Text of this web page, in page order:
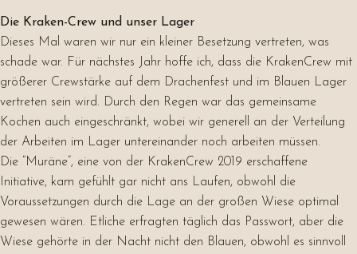
Die Kraken-Crew und unser Lager
Dieses Mal waren wir nur ein kleiner Besetzung vertreten, was
schade war. Für nächstes Jahr hoffe ich, dass die KrakenCrew mit
größerer Crewstärke auf dem Drachenfest und im Blauen Lager
vertreten sein wird. Durch den Regen war das gemeinsame
Kochen auch eingeschränkt, wobei wir generell an der Verteilung
der Arbeiten im Lager untereinander noch arbeiten müssen.
Die “Muräne”, eine von der KrakenCrew 2019 erschaffene
Initiative, kam gefühlt gar nicht ans Laufen, obwohl die
Voraussetzungen durch die Lage an der großen Wiese optimal
gewesen wären. Etliche erfragten täglich das Passwort, aber die
Wiese gehörte in der Nacht nicht den Blauen, obwohl es sinnvoll